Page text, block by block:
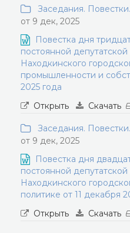
Заседания.
от 9 дек, 2025
Повестка дня
постоянной
Находкинского
промышленности и
2025 года
Открыть
Скачать
Заседания.
от 9 дек, 2025
Повестка дня
постоянной
Находкинского
политике от 11 декабря
Открыть
Скачать